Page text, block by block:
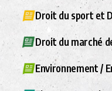
Droit du sport et
Droit du marché
Environnement /